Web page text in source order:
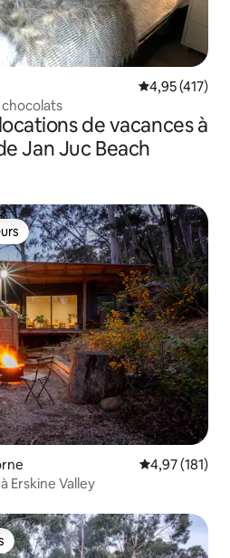
Évaluation
4,95 (417)
de vacances à
Jan Juc Beach
les plus appréciés
Évaluation
4,97 (181)
Erskine Valley